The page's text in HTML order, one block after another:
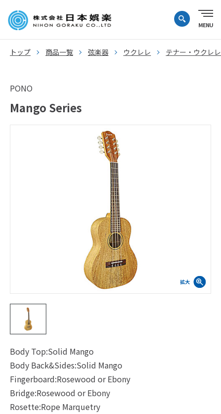
トップ 商品一覧 弦楽器 ウクレレ テナー・ウクレレ
PONO
Mango Series
Body Top:Solid Mango
Body Back&Sides:Solid Mango
Fingerboard:Rosewood or Ebony
Bridge:Rosewood or Ebony
Rosette:Rope Marquetry